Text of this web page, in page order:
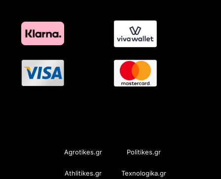
Agrotikes.gr Politikes.gr
Athlitikes.gr Texnologika.gr